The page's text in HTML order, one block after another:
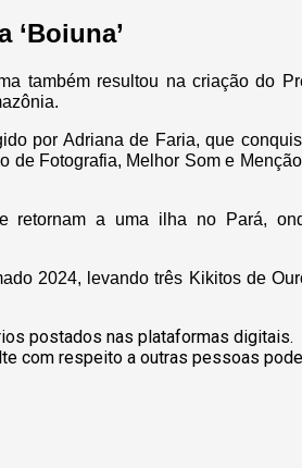
também resultou na criação do
por Adriana de Faria, que
de Fotografia, Melhor Som e
retornam a uma ilha no Pará,
2024, levando três Kikitos de
postados nas plataformas digitais.
com respeito a outras pessoas